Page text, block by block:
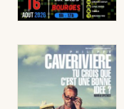
Artistes en
Actus à Saint-
Magazine à